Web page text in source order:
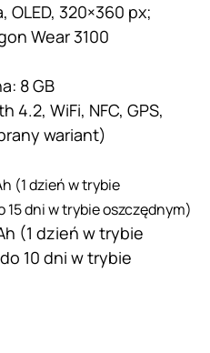
OLED, 320×360 px;
Wear 3100
8 GB
4.2, WiFi, NFC, GPS,
wariant)
(1 dzień w trybie
dni w trybie oszczędnym)
(1 dzień w trybie
10 dni w trybie